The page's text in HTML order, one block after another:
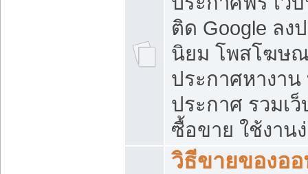
ติด Google ลง
นิยม โพสโฆษ
ประกาศหางาน
ประกาศ รวมเ
ซื้อขาย ใช้งาน
วิธีขายของอ